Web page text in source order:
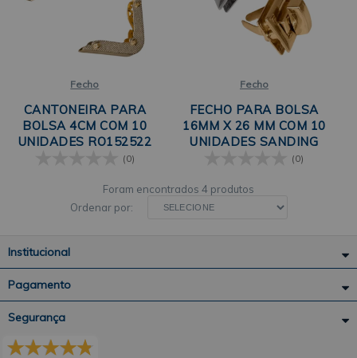
Fecho
CANTONEIRA PARA
BOLSA 4CM COM 10
UNIDADES RO152522
(0)
Fecho
FECHO PARA BOLSA
16MM X 26 MM COM 10
UNIDADES SANDING
(0)
4 produtos
Ordenar por:
Institucional
Pagamento
Segurança